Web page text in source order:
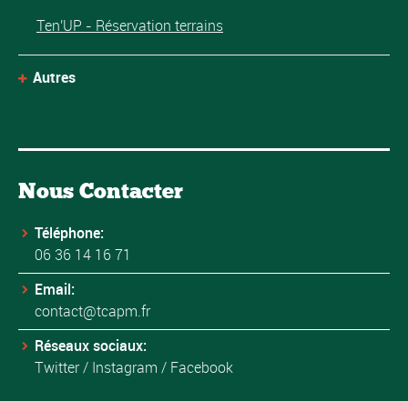
Ten'UP - Réservation terrains
Autres
Nous Contacter
Téléphone:
06 36 14 16 71
Email:
contact@tcapm.fr
Réseaux sociaux:
Twitter/ Instagram / Facebook